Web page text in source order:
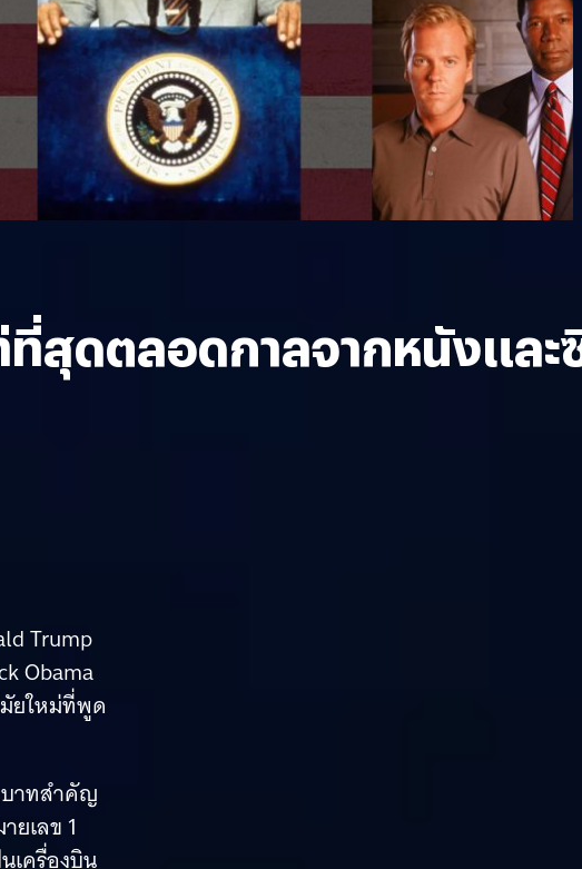
ที่สุดตลอดกาลจากหนังและ
Trump
Obama
ยใหม่ที่พูด
บาทสำคัญ
เลข 1
เครื่องบิน